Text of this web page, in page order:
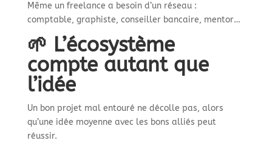
Même un freelance a besoin d’un réseau :
comptable, graphiste, conseiller bancaire, mentor…
🌱 L’écosystème
compte autant que
l’idée
Un bon projet mal entouré ne décolle pas, alors
qu’une idée moyenne avec les bons alliés peut
réussir.